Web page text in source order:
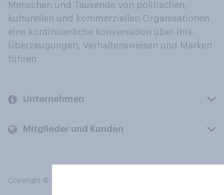
Menschen und Tausende von politischen,
kulturellen und kommerziellen Organisationen
eine kontinuierliche Konversation über ihre
Überzeugungen, Verhaltensweisen und Marken
führen.
Unternehmen
Mitglieder und Kunden
Copyright © 2026 YouGov PLC. Alle Rechte vorbehalten.